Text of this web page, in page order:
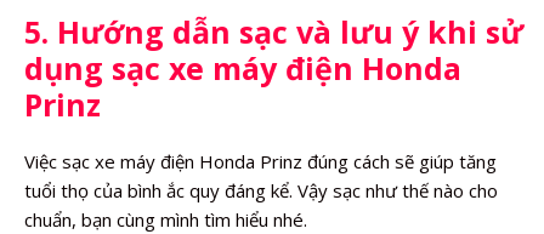
5. Hướng dẫn sạc và lưu ý khi sử
dụng sạc xe máy điện Honda
Prinz
Việc sạc xe máy điện Honda Prinz đúng cách sẽ giúp tăng
tuổi thọ của bình ắc quy đáng kể. Vậy sạc như thế nào cho
chuẩn, bạn cùng mình tìm hiểu nhé.